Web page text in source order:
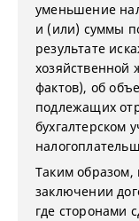
уменьшение
и (или) суммы
результате
хозяйственной
фактов), об
подлежащих
бухгалтерском
Таким образом,
заключении
где сторонами